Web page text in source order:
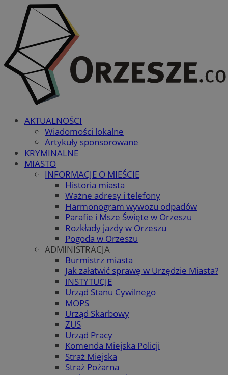
AKTUALNOŚCI
Wiadomości lokalne
Artykuły sponsorowane
KRYMINALNE
MIASTO
INFORMACJE O MIEŚCIE
Historia miasta
Ważne adresy i telefony
Harmonogram wywozu odpadów
Parafie i Msze Święte w Orzeszu
Rozkłady jazdy w Orzeszu
Pogoda w Orzeszu
ADMINISTRACJA
Burmistrz miasta
Jak załatwić sprawę w Urzędzie Miasta?
INSTYTUCJE
Urząd Stanu Cywilnego
MOPS
Urząd Skarbowy
ZUS
Urząd Pracy
Komenda Miejska Policji
Straż Miejska
Straż Pożarna